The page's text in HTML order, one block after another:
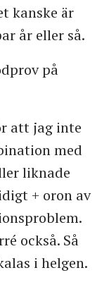
kanske är
år eller så.
på
att jag inte
med
liknade
+ oron av
också. Så
i helgen.